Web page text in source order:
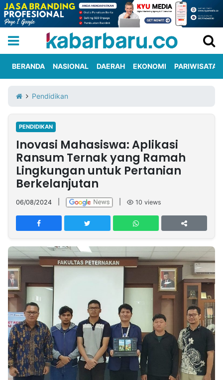
Iklan
Berita
Kami
Nasional
International
Olahraga
Entertainment
Daerah
Pariwisata
Kuliner
Kolom
Network
PT
TREETAN
MULTIMEDIA
INDONESIA
Partner
Insight
NTB
Suara
Time
Lens
IDN
Daily
Jogja
Jalan
Rakyat
Idealita
News
Kita
Notice
Dinamikapost.com
Radar
Baru
Seedbacklink
Follow
Kabarbaru
BERANDA NASIONAL DAERAH EKONOMI PARIWISATA
Pendidikan
PENDIDIKAN
Inovasi Mahasiswa: Aplikasi
Ransum Ternak yang Ramah
Lingkungan untuk Pertanian
Berkelanjutan
06/08/2024 10 views